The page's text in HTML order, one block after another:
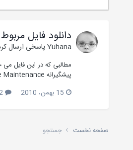
دانلود فایل
Yuhanaپاسخی ارسال
پیشگیرانه Preventive Maintenance نگهداری و تعمیرات پیشگویانه Predictive Maintenance نگهداری و تعمیرات م...
15 بهمن، 2010
2 پاسخ
صفحه نخست جستجو